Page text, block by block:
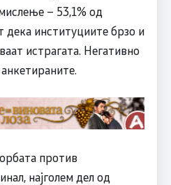
– 53,1% од
дека институциите брзо и
истрагата. Негативно
против
најголем дел од